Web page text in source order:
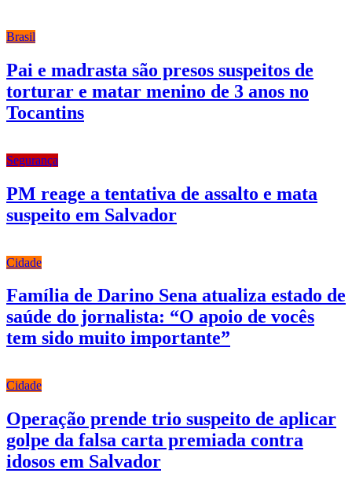
Brasil
Pai e madrasta são presos suspeitos de
torturar e matar menino de 3 anos no
Tocantins
Segurança
PM reage a tentativa de assalto e mata
suspeito em Salvador
Cidade
Família de Darino Sena atualiza estado de
saúde do jornalista: “O apoio de vocês
tem sido muito importante”
Cidade
Operação prende trio suspeito de aplicar
golpe da falsa carta premiada contra
idosos em Salvador